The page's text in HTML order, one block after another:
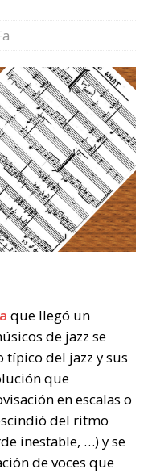
que llegó un
de jazz se
típico del jazz y sus
que
en escalas o
del ritmo
inestable, …) y se
de voces que